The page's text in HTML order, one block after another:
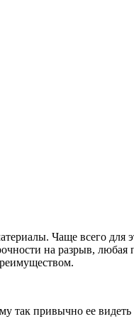
Чаще всего для
на разрыв,
привычно ее